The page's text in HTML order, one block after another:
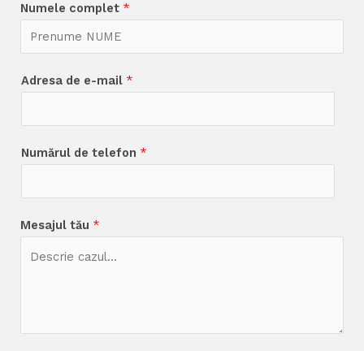
Numele complet *
Adresa de e-mail *
Numărul de telefon *
Mesajul tău *